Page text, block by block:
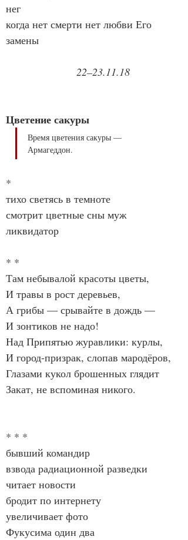
нег
когда нет смерти нет любви Его
замены
22–23.11.18
Цветение сакуры
Время цветения сакуры —
Армагеддон.
*
тихо светясь в темноте
смотрит цветные сны муж
ликвидатор
* *
Там небывалой красоты цветы,
И травы в рост деревьев,
А грибы — срывайте в дождь —
И зонтиков не надо!
Над Припятью журавлики: курлы,
И город-призрак, слопав мародёров,
Глазами кукол брошенных глядит
Закат, не вспоминая никого.
* * *
бывший командир
взвода радиационной разведки
читает новости
бродит по интернету
увеличивает фото
Фукусима один два